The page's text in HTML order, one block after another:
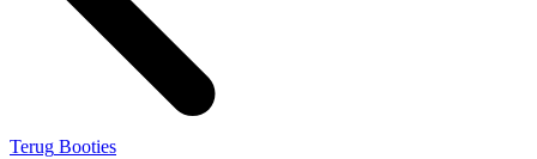
Terug Booties